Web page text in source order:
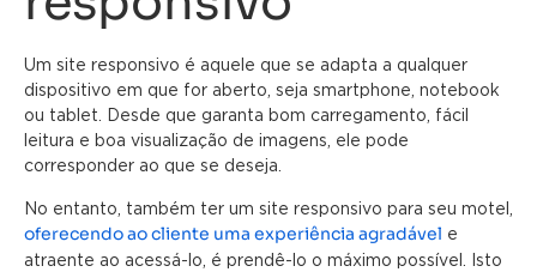
Um site responsivo é aquele que se adapta a qualquer
dispositivo em que for aberto, seja smartphone, notebook
ou tablet. Desde que garanta bom carregamento, fácil
leitura e boa visualização de imagens, ele pode
corresponder ao que se deseja.
No entanto, também ter um site responsivo para seu motel,
oferecendo ao cliente uma experiência agradável e
atraente ao acessá-lo, é prendê-lo o máximo possível. Isto